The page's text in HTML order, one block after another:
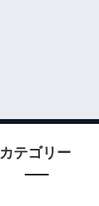
カテゴリー